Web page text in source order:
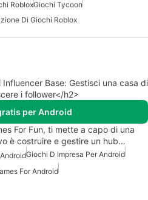
RobloxGiochi Tycoon
Di Giochi Roblox
Influencer Base: Gestisci una casa di
i follower</h2>
per Android
For Fun, ti mette a capo di una
è costruire e gestire un hub…
Giochi D Impresa Per Android
For Android